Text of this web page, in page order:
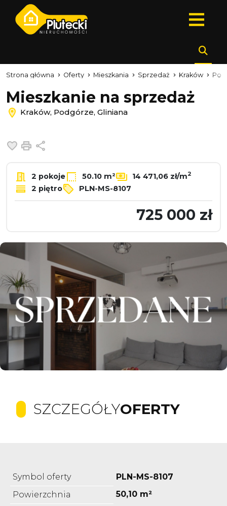
Strona główna Oferty Mieszkania Sprzedaż Kraków
Mieszkanie na sprzedaż
Kraków, Podgórze, Gliniana
Dodaj do ulubionych
Drukuj
2 pokoje 50.10 m² 14 471,06 zł/m2
2 piętro PLN-MS-8107
725 000 zł
SZCZEGÓŁYOFERTY
Symbol oferty
PLN-MS-8107
Powierzchnia
50,10 m²